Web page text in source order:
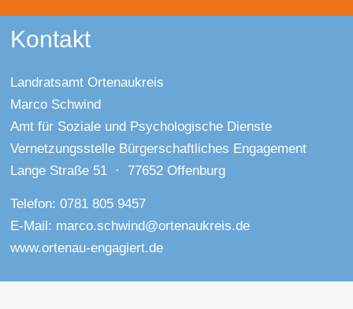
Kontakt
Landratsamt Ortenaukreis
Marco Schwind
Amt für Soziale und Psychologische Dienste
Vernetzungsstelle Bürgerschaftliches Engagement
Lange Straße 51 · 77652 Offenburg
Telefon: 0781 805 9457
E-Mail: marco.schwind@ortenaukreis.de
www.ortenau-engagiert.de